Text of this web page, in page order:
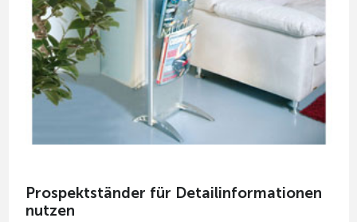
Prospektständer für Detailinformationen
nutzen